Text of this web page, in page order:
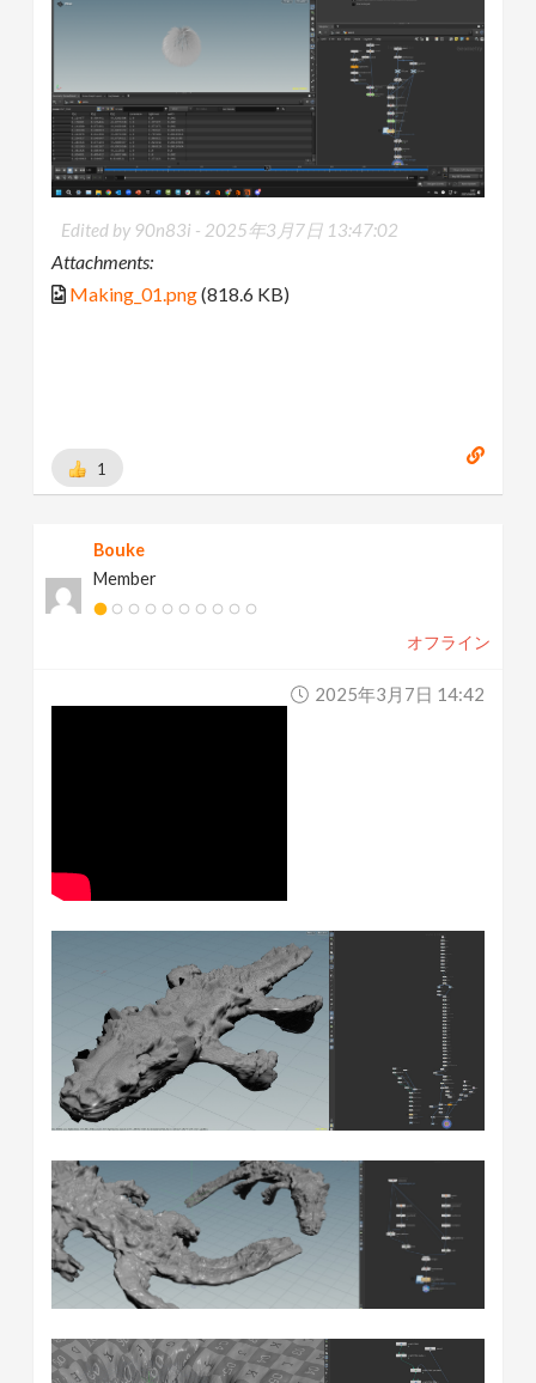
Edited by 90n83i - 2025年3月7日 13:47:02
Attachments:
Making_01.png(818.6 KB)
1
Bouke
Member
オフライン
2025年3月7日 14:42